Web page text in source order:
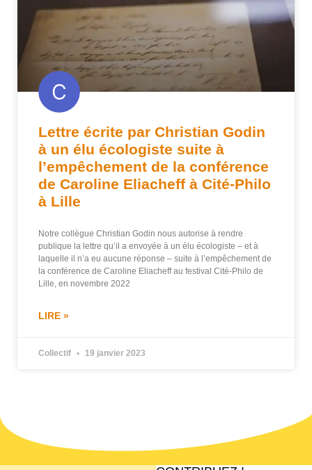
Lettre écrite par Christian Godin
à un élu écologiste suite à
l’empêchement de la conférence
de Caroline Eliacheff à Cité-Philo
à Lille
Notre collègue Christian Godin nous autorise à rendre
publique la lettre qu’il a envoyée à un élu écologiste – et à
laquelle il n’a eu aucune réponse – suite à l’empêchement de
la conférence de Caroline Eliacheff au festival Cité-Philo de
Lille, en novembre 2022
LIRE »
Collectif 19 janvier 2023